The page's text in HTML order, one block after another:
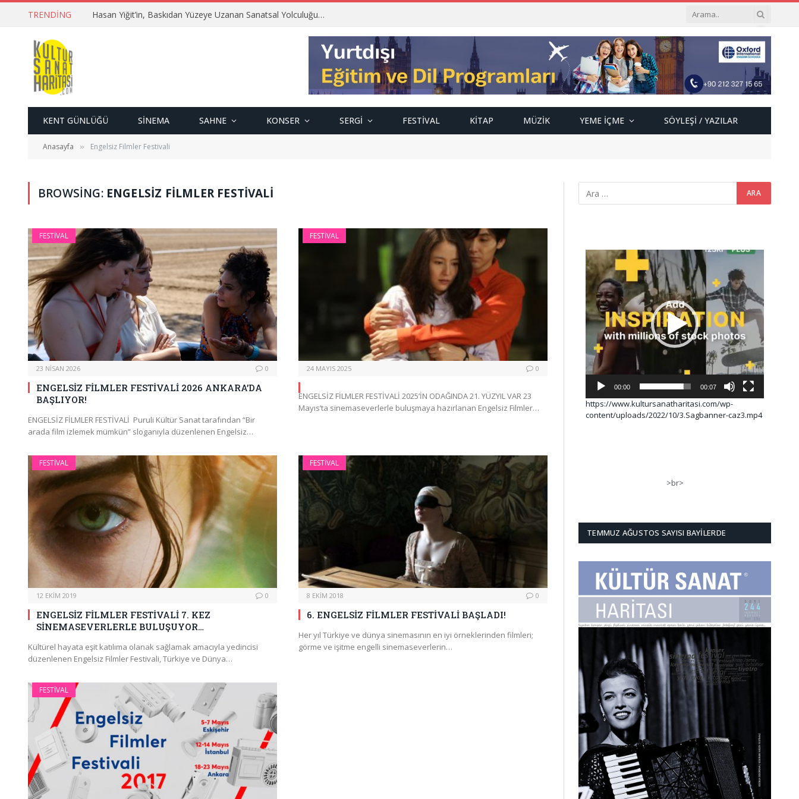
TRENDING Hasan Yiğit’in, Baskıdan Yüzeye Uzanan Sanatsal Yolculuğu…
KENT GÜNLÜĞÜ SINEMA SAHNE KONSER SERGI FESTIVAL KITAP MÜZIK YEME İÇME SÖYLEŞI / YAZILAR
Anasayfa » Engelsiz Filmler Festivali
BROWSING: ENGELSIZ FILMLER FESTIVALI
FESTIVAL
23 NISAN 2026 0
ENGELSİZ FİLMLER FESTİVALİ 2026 ANKARA’DA
BAŞLIYOR!
ENGELSİZ FİLMLER FESTİVALİ Puruli Kültür Sanat tarafından “Bir
arada film izlemek mümkün” sloganıyla düzenlenen Engelsiz…
FESTIVAL
24 MAYIS 2025 0
ENGELSİZ FİLMLER FESTİVALİ 2025’İN ODAĞINDA 21. YÜZYIL VAR 23
Mayıs’ta sinemaseverlerle buluşmaya hazırlanan Engelsiz Filmler…
FESTIVAL
12 EKIM 2019 0
ENGELSİZ FİLMLER FESTİVALİ 7. KEZ
SİNEMASEVERLERLE BULUŞUYOR…
Kültürel hayata eşit katılıma olanak sağlamak amacıyla yedincisi
düzenlenen Engelsiz Filmler Festivali, Türkiye ve Dünya…
FESTIVAL
8 EKIM 2018 0
6. ENGELSİZ FİLMLER FESTİVALİ BAŞLADI!
Her yıl Türkiye ve dünya sinemasının en iyi örneklerinden filmleri;
görme ve işitme engelli sinemaseverlerin…
FESTIVAL
Video
oynatıcı
00:00 00:07
https://www.kultursanatharitasi.com/wp-
content/uploads/2022/10/3.Sagbanner-caz3.mp4
>br>
TEMMUZ AĞUSTOS SAYISI BAYILERDE